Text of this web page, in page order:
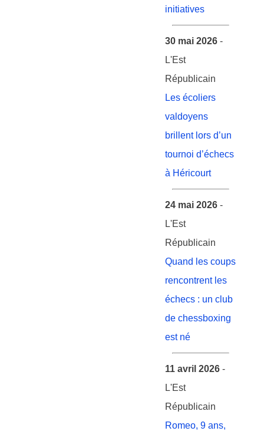
initiatives
30 mai 2026 -
L'Est
Républicain
Les écoliers
valdoyens
brillent lors d’un
tournoi d’échecs
à Héricourt
24 mai 2026 -
L'Est
Républicain
Quand les coups
rencontrent les
échecs : un club
de chessboxing
est né
11 avril 2026 -
L'Est
Républicain
Romeo, 9 ans,